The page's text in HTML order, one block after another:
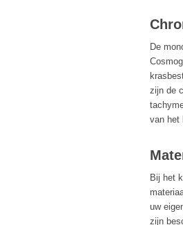
De
zijn de
van het
Bij het
uw
zijn